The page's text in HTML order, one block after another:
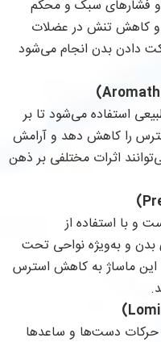
و فشارهای سبک و محکم
و کاهش تنش در عضلات
دادن بدن انجام می‌شود
استفاده می‌شود تا بر
را کاهش دهد و آرامش
اثرات مختلفی بر ذهن
و با استفاده از
بدن و به‌ویژه نواحی تحت
ماساژ به کاهش استرس
حرکات دست‌ها و ساعدها